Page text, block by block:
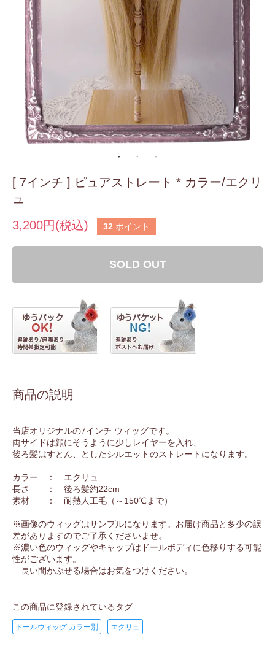
[ 7インチ ] ピュアストレート * カラー/エクリ
ュ
3,200円(税込)
32 ポイント
SOLD OUT
商品の説明
当店オリジナルの7インチ ウィッグです。
両サイドは顔にそうように少しレイヤーを入れ、
後ろ髪はすとん、としたシルエットのストレートになります。
カラー ： エクリュ
長さ ： 後ろ髪約22cm
素材 ： 耐熱人工毛（～150℃まで）
※画像のウィッグはサンプルになります。お届け商品と多少の誤
差がありますのでご了承くださいませ。
※濃い色のウィッグやキャップはドールボディに色移りする可能
性がございます。
長い間かぶせる場合はお気をつけください。
この商品に登録されているタグ
ドールウィッグ カラー別 エクリュ